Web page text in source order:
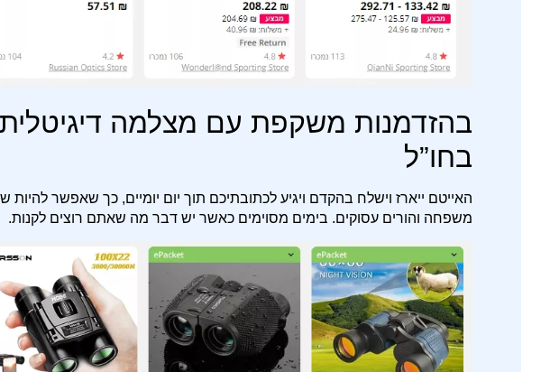
בהזדמנות משקפת עם מצלמה
בחו”ל
האייטם ייארז וישלח בהקדם ויגיע לכתובתיכם תוך יום יומיים, כך שאפשר להיות
משפחה והורים עסוקים. בימים מסוימים כאשר יש דבר מה שאתם רוצים לקנות.